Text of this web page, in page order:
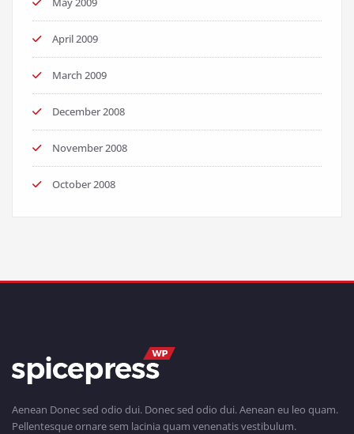
April 2009
March 2009
December 2008
November 2008
October 2008
Aenean Donec sed odio dui. Donec sed odio dui. Aenean eu leo quam.
Pellentesque ornare sem lacinia quam venenatis vestibulum.